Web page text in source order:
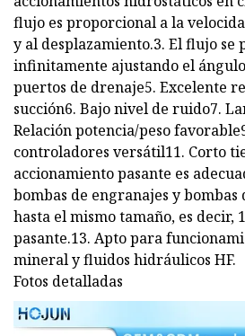
flujo es proporcional a la
y al desplazamiento.3. El flujo se
infinitamente ajustando el
puertos de drenaje5. Excelente
succión6. Bajo nivel de ruido7.
Relación potencia/peso
controladores versátil11. Corto
accionamiento pasante es
bombas de engranajes y bombas
hasta el mismo tamaño, es decir,
pasante.13. Apto para
mineral y fluidos hidráulicos HF.
Fotos detalladas